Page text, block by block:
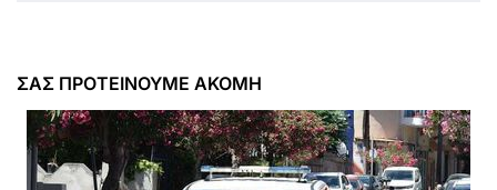
ΣΑΣ ΠΡΟΤΕΙΝΟΥΜΕ ΑΚΟΜΗ